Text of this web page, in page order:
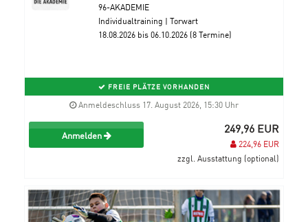
96-AKADEMIE
Individualtraining | Torwart
18.08.2026 bis 06.10.2026 (8 Termine)
FREIE PLÄTZE VORHANDEN
Anmeldeschluss 17. August 2026, 15:30 Uhr
Anmelden 249,96 EUR
224,96 EUR
zzgl. Ausstattung (optional)